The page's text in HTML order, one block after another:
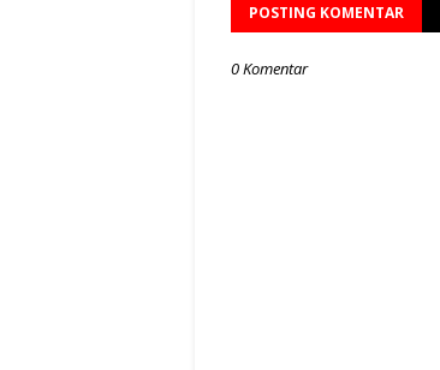
POSTING KOMENTAR
0 Komentar